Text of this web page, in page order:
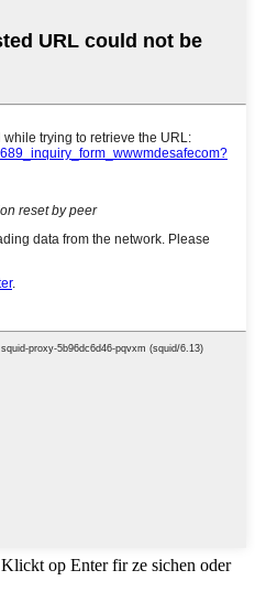
Klickt op Enter fir ze sichen oder